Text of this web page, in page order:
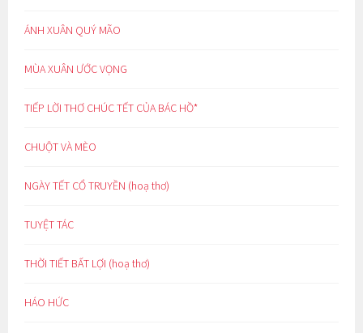
ÁNH XUÂN QUÝ MÃO
MÙA XUÂN ƯỚC VỌNG
TIẾP LỜI THƠ CHÚC TẾT CỦA BÁC HỒ*
CHUỘT VÀ MÈO
NGÀY TẾT CỔ TRUYỀN (hoạ thơ)
TUYỆT TÁC
THỜI TIẾT BẤT LỢI (hoạ thơ)
HÁO HỨC